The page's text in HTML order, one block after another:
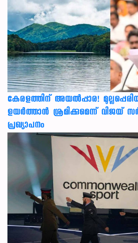
കേരളത്തിന് അ‌യൽപ്പാര!
ഉയർത്താൻ ശ്രമിക്കുമെന്ന് വിജയ്
പ്രഖ്യാപനം